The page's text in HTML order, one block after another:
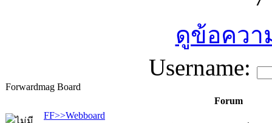
ดูข้อควา
Username:
Forwardmag Board
Forum
FF>>Webboard